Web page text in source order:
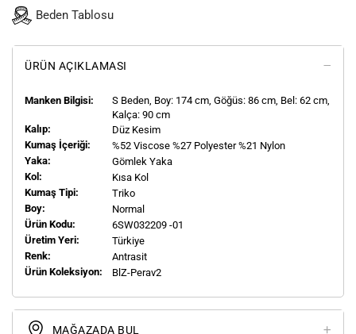
Beden Tablosu
ÜRÜN AÇIKLAMASI
Manken Bilgisi: S Beden, Boy: 174 cm, Göğüs: 86 cm, Bel: 62 cm,
Kalça: 90 cm
Kalıp:
Düz Kesim
Kumaş İçeriği:
%52 Viscose %27 Polyester %21 Nylon
Yaka:
Gömlek Yaka
Kol:
Kısa Kol
Kumaş Tipi:
Triko
Boy:
Normal
Ürün Kodu:
6SW032209 -01
Üretim Yeri:
Türkiye
Renk:
Antrasit
Ürün Koleksiyon:
BlZ-Perav2
MAĞAZADA BUL